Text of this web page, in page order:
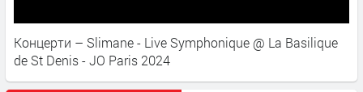
Концерти – Slimane - Live Symphonique @ La Basilique
de St Denis - JO Paris 2024